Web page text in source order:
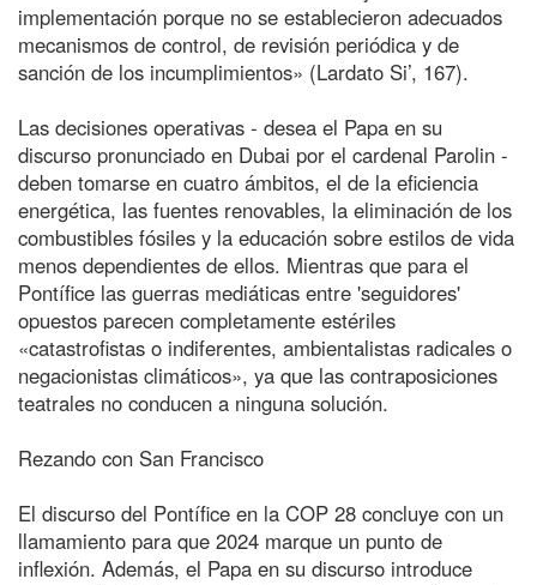
implementación porque no se establecieron adecuados
mecanismos de control, de revisión periódica y de
sanción de los incumplimientos» (Lardato Si’, 167).
Las decisiones operativas - desea el Papa en su
discurso pronunciado en Dubai por el cardenal Parolin -
deben tomarse en cuatro ámbitos, el de la eficiencia
energética, las fuentes renovables, la eliminación de los
combustibles fósiles y la educación sobre estilos de vida
menos dependientes de ellos. Mientras que para el
Pontífice las guerras mediáticas entre 'seguidores'
opuestos parecen completamente estériles
«catastrofistas o indiferentes, ambientalistas radicales o
negacionistas climáticos», ya que las contraposiciones
teatrales no conducen a ninguna solución.
Rezando con San Francisco
El discurso del Pontífice en la COP 28 concluye con un
llamamiento para que 2024 marque un punto de
inflexión. Además, el Papa en su discurso introduce